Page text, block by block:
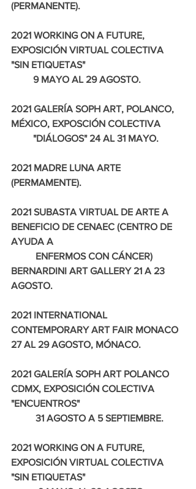
(PERMANENTE).
2021 WORKING ON A FUTURE,
EXPOSICIÓN VIRTUAL COLECTIVA
"SIN ETIQUETAS"
         9 MAYO AL 29 AGOSTO.
2021 GALERÍA SOPH ART, POLANCO,
MÉXICO, EXPOSCIÓN COLECTIVA
         "DIÁLOGOS" 24 AL 31 MAYO.
2021 MADRE LUNA ARTE
(PERMAMENTE).
2021 SUBASTA VIRTUAL DE ARTE A
BENEFICIO DE CENAEC (CENTRO DE
AYUDA A
BERNARDINI ART GALLERY 21 A 23
AGOSTO.
2021 INTERNATIONAL
CONTEMPORARY ART FAIR MONACO
27 AL 29 AGOSTO, MÓNACO.
2021 GALERÍA SOPH ART POLANCO
CDMX, EXPOSICIÓN COLECTIVA
"ENCUENTROS"
          31 AGOSTO A 5 SEPTIEMBRE.
2021 WORKING ON A FUTURE,
EXPOSICIÓN VIRTUAL COLECTIVA
"SIN ETIQUETAS"